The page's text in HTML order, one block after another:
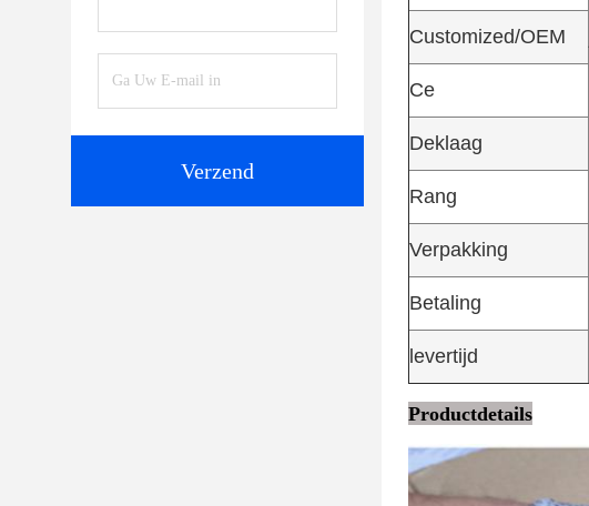
Verzend
Customized/OEM
Ce
Deklaag
Rang
Verpakking
Betaling
levertijd
Productdetails